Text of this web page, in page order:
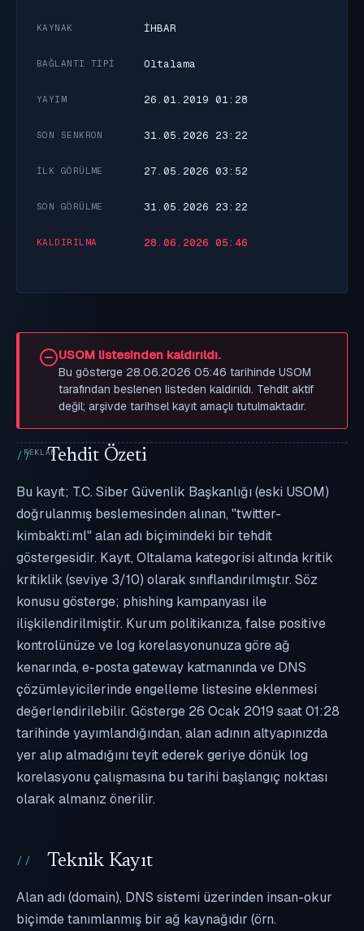
KAYNAK İHBAR
BAĞLANTI TIPI Oltalama
YAYIM 26.01.2019 01:28
SON SENKRON 31.05.2026 23:22
İLK GÖRÜLME 27.05.2026 03:52
SON GÖRÜLME 31.05.2026 23:22
KALDIRILMA 28.06.2026 05:46
USOM listesinden kaldırıldı.
Bu gösterge 28.06.2026 05:46 tarihinde USOM
tarafından beslenen listeden kaldırıldı. Tehdit aktif
değil; arşivde tarihsel kayıt amaçlı tutulmaktadır.
Tehdit Özeti
Bu kayıt; T.C. Siber Güvenlik Başkanlığı (eski USOM)
doğrulanmış beslemesinden alınan, "twitter-
kimbakti.ml" alan adı biçimindeki bir tehdit
göstergesidir. Kayıt, Oltalama kategorisi altında kritik
kritiklik (seviye 3/10) olarak sınıflandırılmıştır. Söz
konusu gösterge; phishing kampanyası ile
ilişkilendirilmiştir. Kurum politikanıza, false positive
kontrolünüze ve log korelasyonunuza göre ağ
kenarında, e-posta gateway katmanında ve DNS
çözümleyicilerinde engelleme listesine eklenmesi
değerlendirilebilir. Gösterge 26 Ocak 2019 saat 01:28
tarihinde yayımlandığından, alan adının altyapınızda
yer alıp almadığını teyit ederek geriye dönük log
korelasyonu çalışmasına bu tarihi başlangıç noktası
olarak almanız önerilir.
Teknik Kayıt
Alan adı (domain), DNS sistemi üzerinden insan-okur
biçimde tanımlanmış bir ağ kaynağıdır (örn.